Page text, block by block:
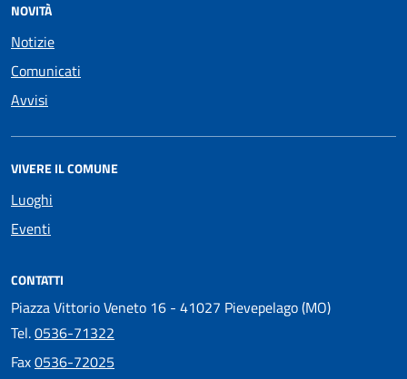
NOVITÀ
Notizie
Comunicati
Avvisi
VIVERE IL COMUNE
Luoghi
Eventi
CONTATTI
Piazza Vittorio Veneto 16 - 41027 Pievepelago (MO)
Tel.0536-71322
Fax0536-72025